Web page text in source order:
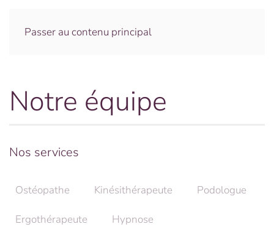
Passer au contenu principal
Notre équipe
Nos services
Ostéopathe Kinésithérapeute Podologue
Ergothérapeute Hypnose